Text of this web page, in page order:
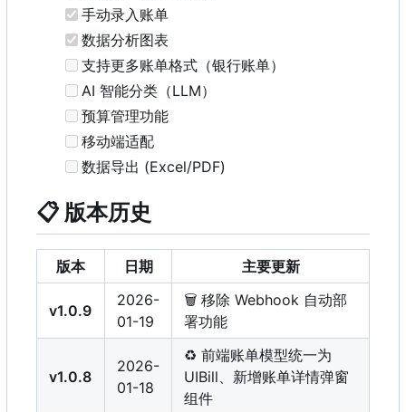
手动录入账单
数据分析图表
支持更多账单格式（银行账单）
AI 智能分类（LLM）
预算管理功能
移动端适配
数据导出 (Excel/PDF)
📋版本历史
版本 日期 主要更新
v1.0.9
2026-
01-19
🗑️ 移除 Webhook 自动部
署功能
v1.0.8
2026-
01-18
♻️ 前端账单模型统一为
UIBill、新增账单详情弹窗
组件